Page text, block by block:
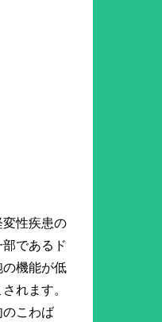
性疾患の
であるド
機能が低
れます。
のこわば